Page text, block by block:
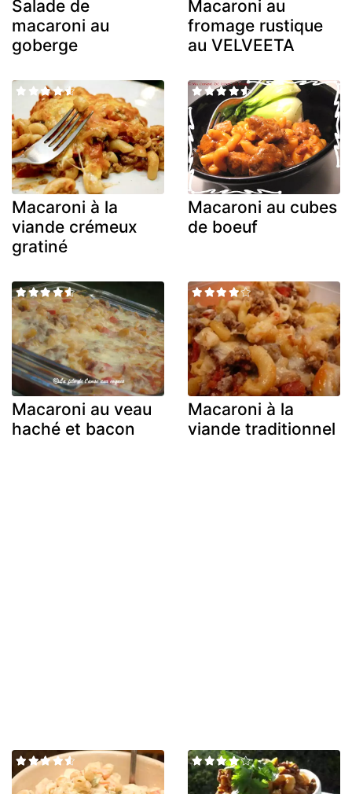
Salade de
macaroni au
goberge
Macaroni au
fromage rustique
au VELVEETA
Macaroni à la
viande crémeux
gratiné
Macaroni au cubes
de boeuf
Macaroni au veau
haché et bacon
Macaroni à la
viande traditionnel